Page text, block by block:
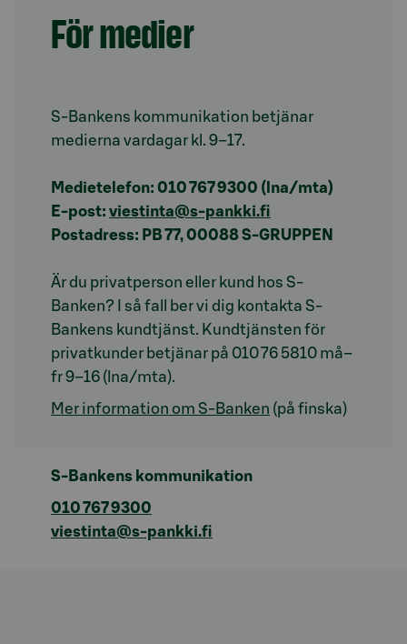
För medier
S-Bankens kommunikation betjänar
medierna vardagar kl. 9–17.
Medietelefon: 010 767 9300 (lna/mta)
E-post: viestinta@s-pankki.fi
Postadress: PB 77, 00088 S-GRUPPEN
Är du privatperson eller kund hos S-
Banken? I så fall ber vi dig kontakta S-
Bankens kundtjänst. Kundtjänsten för
privatkunder betjänar på 010 76 5810 må–
fr 9–16 (lna/mta).
Mer information om S-Banken (på finska)
S-Bankens kommunikation
010 767 9300
viestinta@s-pankki.fi